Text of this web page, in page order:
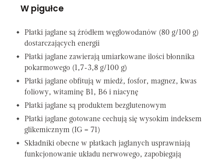
W pigułce
Płatki jaglane są źródłem węglowodanów (80 g/100 g)
dostarczających energii
Płatki jaglane zawierają umiarkowane ilości błonnika
pokarmowego (1,7-3,8 g/100 g)
Płatki jaglane obfitują w miedź, fosfor, magnez, kwas
foliowy, witaminę B1, B6 i niacynę
Płatki jaglane są produktem bezglutenowym
Płatki jaglane gotowane cechują się wysokim indeksem
glikemicznym (IG = 71)
Składniki obecne w płatkach jaglanych usprawniają
funkcjonowanie układu nerwowego, zapobiegają